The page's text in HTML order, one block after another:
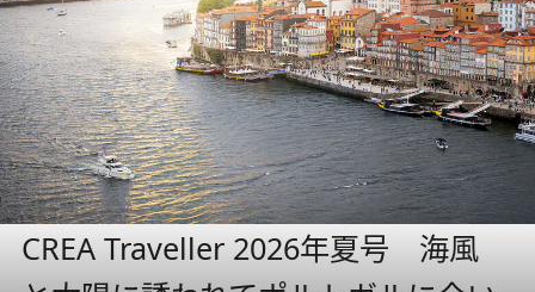
CREA Traveller 2026年夏号 海風